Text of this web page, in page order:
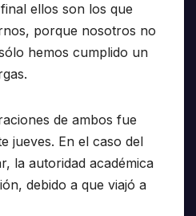
ellos son los que
porque nosotros no
hemos cumplido un
de ambos fue
jueves. En el caso del
la autoridad académica
debido a que viajó a